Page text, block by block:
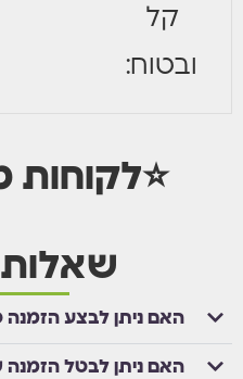
קל
ובטוח:
⭐לקוחות
שאלות
האם ניתן לבצע הזמנה
האם ניתן לבטל